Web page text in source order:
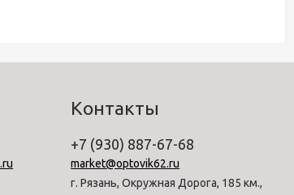
Контакты
+7 (930) 887-67-68
market@optovik62.ru
г. Рязань, Окружная Дорога, 185 км.,